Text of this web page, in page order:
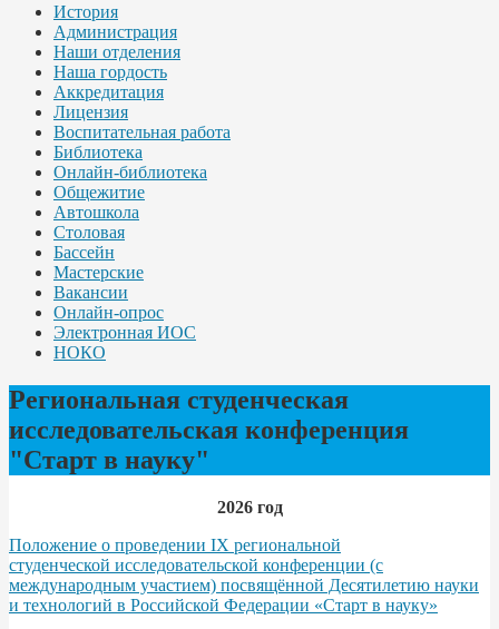
История
Администрация
Наши отделения
Наша гордость
Аккредитация
Лицензия
Воспитательная работа
Библиотека
Онлайн-библиотека
Общежитие
Автошкола
Столовая
Бассейн
Мастерские
Вакансии
Онлайн-опрос
Электронная ИОС
НОКО
Региональная студенческая
исследовательская конференция
"Старт в науку"
2026 год
Положение о проведении IX региональной
студенческой исследовательской конференции (с
международным участием) посвящённой Десятилетию науки
и технологий в Российской Федерации «Старт в науку»